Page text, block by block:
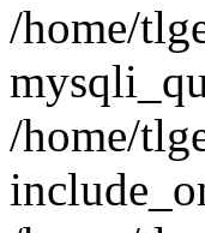
/home/
/home/